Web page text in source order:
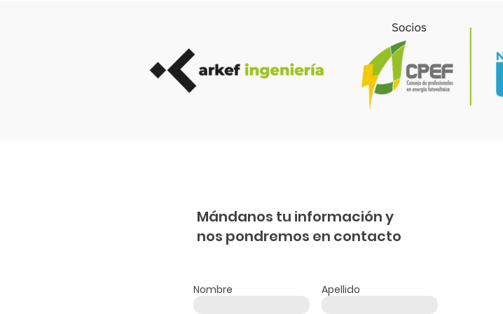
Mándanos tu información y
nos pondremos en contacto
Nombre Apellido